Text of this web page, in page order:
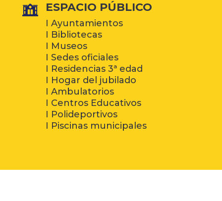
ESPACIO PÚBLICO
I Ayuntamientos
I Bibliotecas
I Museos
I Sedes oficiales
I Residencias 3ª edad
I Hogar del jubilado
I Ambulatorios
I Centros Educativos
I Polideportivos
I Piscinas municipales